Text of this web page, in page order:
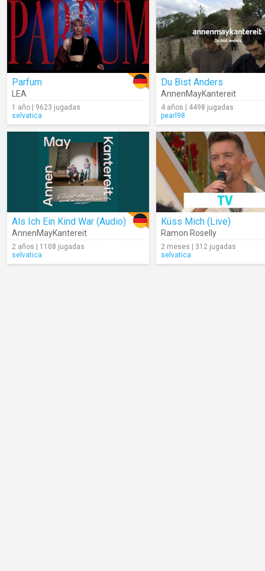
Parfum
LEA
1 año | 9623 jugadas
selvatica
Du Bist Anders
AnnenMayKantereit
4 años | 4498 jugadas
pearl98
Als Ich Ein Kind War (Audio)
AnnenMayKantereit
2 años | 1108 jugadas
selvatica
Küss Mich (Live)
Ramon Roselly
2 meses | 312 jugadas
selvatica